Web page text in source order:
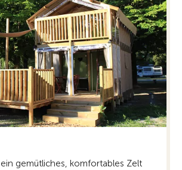
gemütliches, komfortables Zelt